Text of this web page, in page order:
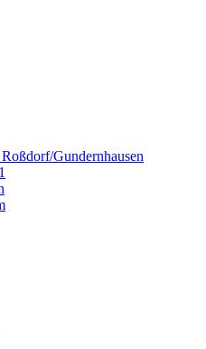
Gundernhausen